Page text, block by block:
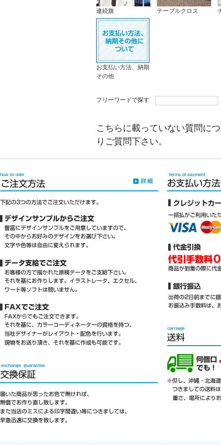
連続旗 テーブルクロス
お支払い方法、納期
その他
フリーワードで探す
こちらに載っていない質問に
りご質問下さい。